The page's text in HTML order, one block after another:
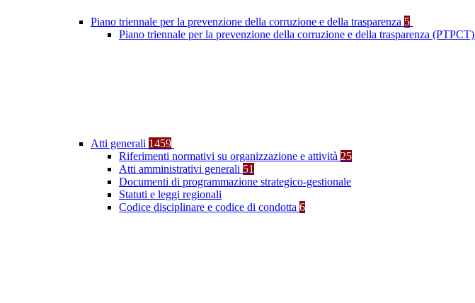
Piano triennale per la prevenzione della corruzione e della trasparenza 5
Piano triennale per la prevenzione della corruzione e della trasparenza (PTPCT)
Atti generali 1459
Riferimenti normativi su organizzazione e attività 25
Atti amministrativi generali 51
Documenti di programmazione strategico-gestionale
Statuti e leggi regionali
Codice disciplinare e codice di condotta 6